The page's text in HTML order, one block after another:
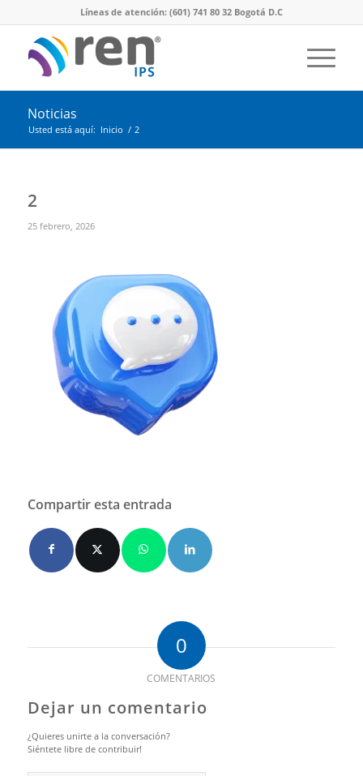
Líneas de atención: (601) 741 80 32 Bogotá D.C
Noticias
Usted está aquí: Inicio / 2
2
25 febrero, 2026
Compartir esta entrada
0
COMENTARIOS
Dejar un comentario
¿Quieres unirte a la conversación?
Siéntete libre de contribuir!